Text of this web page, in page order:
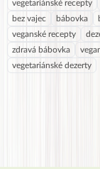
vegetariánské recepty
bez vajec
bábovka
veganské recepty
zdravá bábovka
vegetariánské dezerty